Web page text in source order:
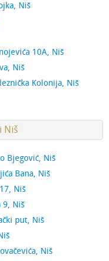
Niš
10A, Niš
Niš
Kolonija, Niš
Niš
Bjegović, Niš
Bana, Niš
Niš
9, Niš
put, Niš
Niš